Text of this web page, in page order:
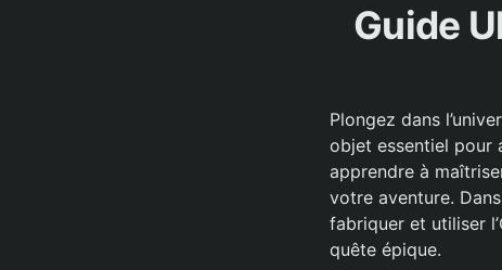
Guide
Plongez dans
objet essentiel pour
apprendre à
votre aventure.
fabriquer et utiliser
quête épique.